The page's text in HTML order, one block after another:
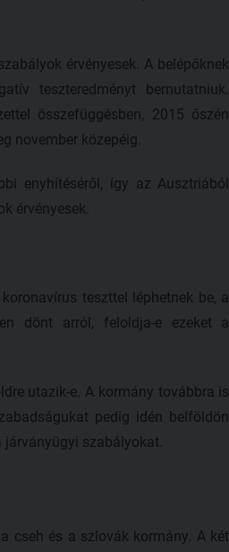
érvényesek. A belépőknek
teszteredményt bemutatniuk.
összefüggésben, 2015 őszén
november közepéig.
enyhítéséről, így az Ausztriából
érvényesek.
teszttel léphetnek be, a
dönt arról, feloldja-e ezeket a
utazik-e. A kormány továbbra is
pedig idén belföldön
szabályokat.
cseh és a szlovák kormány. A két